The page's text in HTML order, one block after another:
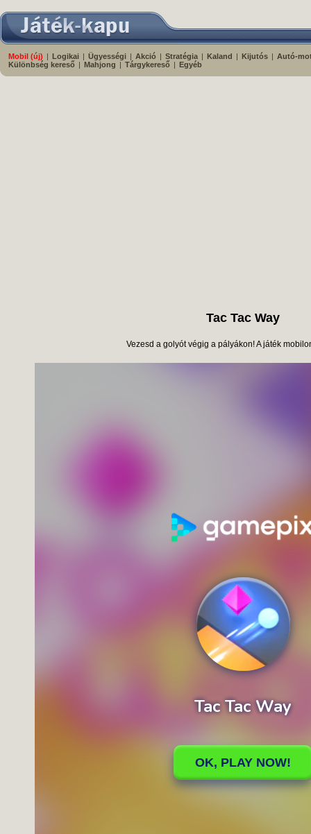
Mobil (új) | Logikai | Ügyességi | Akció | Stratégia | Kaland | Kijutós | Autó-
Különbség kereső | Mahjong | Tárgykereső | Egyéb
Tac Tac Way
Vezesd a golyót végig a pályákon! A játék